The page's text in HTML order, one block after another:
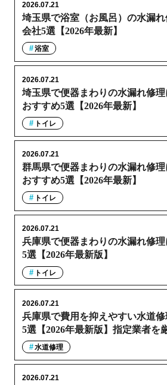
埼玉県で浴室（お風呂）の水漏
会社5選【2026年最新】
2026.07.21
浴室
埼玉県で便器まわりの水漏れ修
おすすめ5選【2026年最新】
2026.07.21
トイレ
群馬県で便器まわりの水漏れ修
おすすめ5選【2026年最新】
2026.07.21
トイレ
兵庫県で便器まわりの水漏れ修
5選【2026年最新版】
2026.07.21
トイレ
兵庫県で費用を抑えやすい水道
5選【2026年最新版】指定業者を
2026.07.21
水道修理
2026.07.21